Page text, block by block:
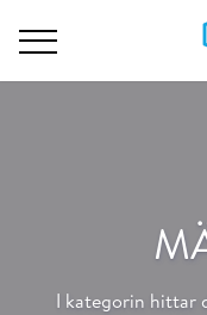
I kategorin hittar